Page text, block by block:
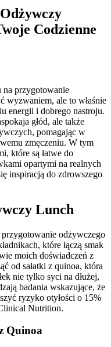
Codzienne
na przygotowanie
wyzwaniem, ale to właśnie
energii i dobrego nastroju.
głód, ale także
pomagając w
zmęczeniu. W tym
które są łatwe do
opartymi na realnych
inspiracją do zdrowszego
Lunch
przygotowanie odżywczego
które łączą smak
moich doświadczeń z
od sałatki z quinoa, która
nie tylko syci na dłużej,
badania wskazujące, że
ryzyko otyłości o 15%
Nutrition.
Quinoa